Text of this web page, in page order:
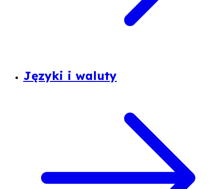
Języki i waluty